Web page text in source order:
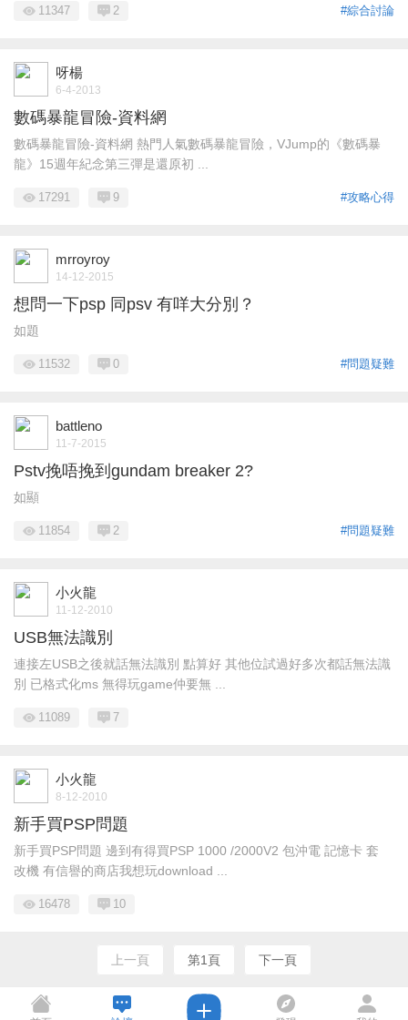
#綜合討論
11347 2
呀楊
6-4-2013
數碼暴龍冒險-資料網
數碼暴龍冒險-資料網 熱門人氣數碼暴龍冒險，VJump的《數碼暴
龍》15週年紀念第三彈是還原初 ...
#攻略心得
17291 9
mrroyroy
14-12-2015
想問一下psp 同psv 有咩大分別？
如題
#問題疑難
11532 0
battleno
11-7-2015
Pstv挽唔挽到gundam breaker 2?
如顯
#問題疑難
11854 2
小火龍
11-12-2010
USB無法識別
連接左USB之後就話無法識別 點算好 其他位試過好多次都話無法識
別 已格式化ms 無得玩game仲要無 ...
11089 7
小火龍
8-12-2010
新手買PSP問題
新手買PSP問題 邊到有得買PSP 1000 /2000V2 包沖電 記憶卡 套
改機 有信譽的商店我想玩download ...
16478 10
上一頁 第1頁 下一頁